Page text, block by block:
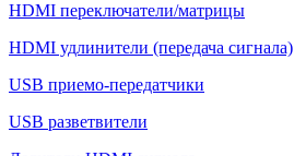
HDMI переключатели/матрицы
HDMI удлинители (передача сигнала)
USB приемо-передатчики
USB разветвители